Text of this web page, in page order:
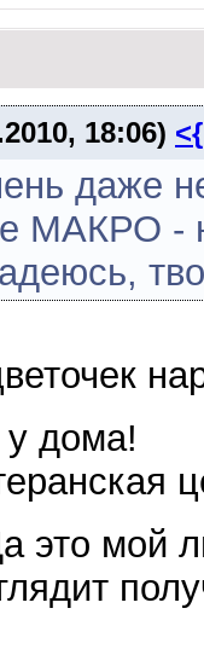
18:06)
даже
МАКРО -
у дома!
это мой